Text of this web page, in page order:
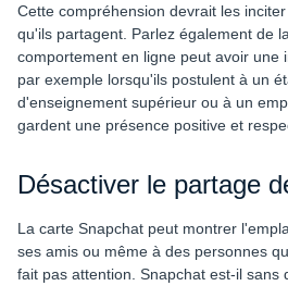
Cette compréhension devrait les
qu'ils partagent. Parlez également de
comportement en ligne peut avoir une
par exemple lorsqu'ils postulent à un
d'enseignement supérieur ou à un
gardent une présence positive et
Désactiver le partage
La carte Snapchat peut montrer
ses amis ou même à des personnes
fait pas attention. Snapchat est-il sans